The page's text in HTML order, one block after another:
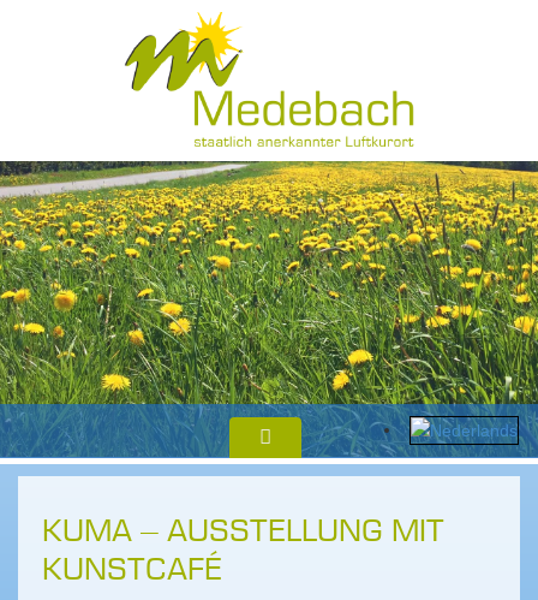
KUMA – AUSSTELLUNG MIT
KUNSTCAFÉ